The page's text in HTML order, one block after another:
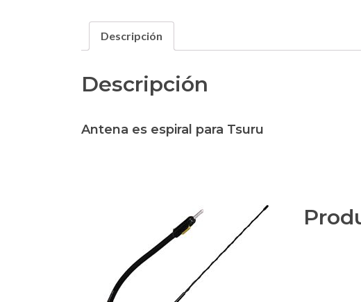
Descripción
Descripción
Antena es espiral para Tsuru